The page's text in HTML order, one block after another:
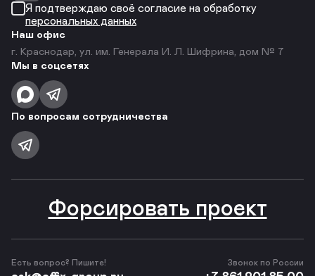
Я подтверждаю своё согласие на обработку
персональных данных
Наш офис
г. Краснодар, ул. им. Генерала И. Л. Шифрина, дом № 7
Мы в соцсетях
По вопросам сотрудничества
Есть вопрос? Пишите!
Форсировать проект
Звонок по России